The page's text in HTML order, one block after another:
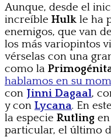
Aunque, desde el
increíble Hulk le ha
enemigos, que van
los más variopintos
vérselas con una
como la
hablamos en su
con Jinni Dagaal,
y con Lycana. En
la especie Rutling
particular, el último